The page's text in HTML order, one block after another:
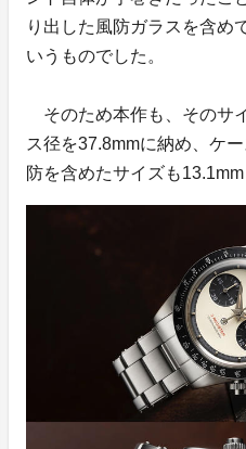
り出した風防ガラスを含め
いうものでした。
そのため本作も、そのサ
ス径を37.8mmに納め、ケ
防を含めたサイズも